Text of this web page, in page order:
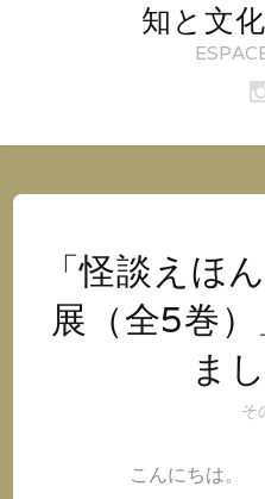
知と文
「怪談えほ
展（全5巻
ま
そ
こんにちは。